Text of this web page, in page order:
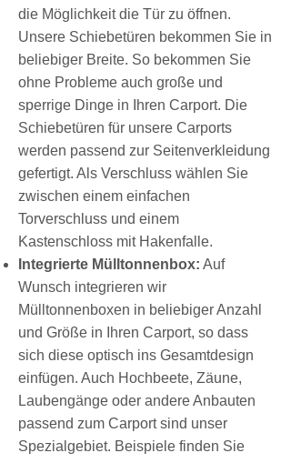
die Möglichkeit die Tür zu öffnen.
Unsere Schiebetüren bekommen Sie in
beliebiger Breite. So bekommen Sie
ohne Probleme auch große und
sperrige Dinge in Ihren Carport. Die
Schiebetüren für unsere Carports
werden passend zur Seitenverkleidung
gefertigt. Als Verschluss wählen Sie
zwischen einem einfachen
Torverschluss und einem
Kastenschloss mit Hakenfalle.
Integrierte Mülltonnenbox: Auf
Wunsch integrieren wir
Mülltonnenboxen in beliebiger Anzahl
und Größe in Ihren Carport, so dass
sich diese optisch ins Gesamtdesign
einfügen. Auch Hochbeete, Zäune,
Laubengänge oder andere Anbauten
passend zum Carport sind unser
Spezialgebiet. Beispiele finden Sie